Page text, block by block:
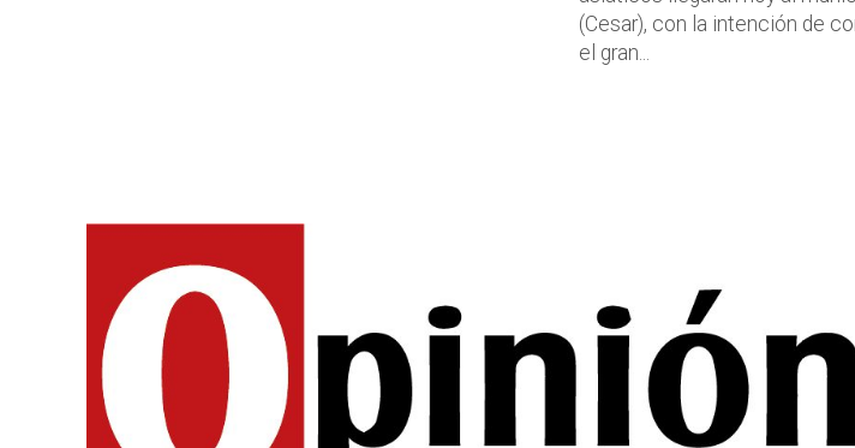
(Cesar), con la intención de
el gran...